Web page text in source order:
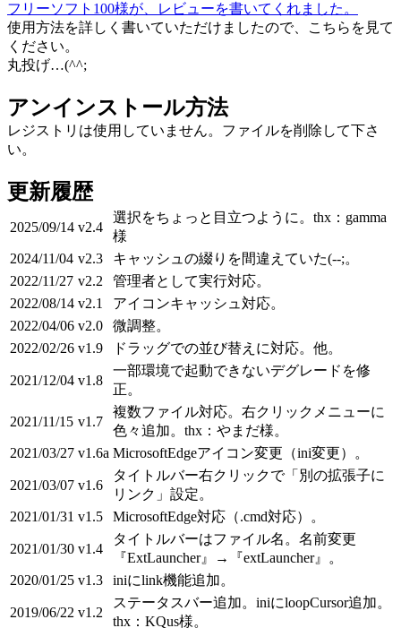
フリーソフト100様が、レビューを書いてくれました。
使用方法を詳しく書いていただけましたので、こちらを見て
ください。
丸投げ…(^^;
アンインストール方法
レジストリは使用していません。ファイルを削除して下さ
い。
更新履歴
2025/09/14 v2.4
選択をちょっと目立つように。thx：gamma
様
2024/11/04 v2.3
キャッシュの綴りを間違えていた(--;。
2022/11/27 v2.2
管理者として実行対応。
2022/08/14 v2.1
アイコンキャッシュ対応。
2022/04/06 v2.0
微調整。
2022/02/26 v1.9 ドラッグでの並び替えに対応。他。
2021/12/04 v1.8
一部環境で起動できないデグレードを修
正。
2021/11/15 v1.7
複数ファイル対応。右クリックメニューに
色々追加。thx：やまだ様。
2021/03/27 v1.6a MicrosoftEdgeアイコン変更（ini変更）。
2021/03/07 v1.6
タイトルバー右クリックで「別の拡張子に
リンク」設定。
2021/01/31 v1.5 MicrosoftEdge対応（.cmd対応）。
2021/01/30 v1.4
タイトルバーはファイル名。名前変更
『ExtLauncher』→『extLauncher』。
2020/01/25 v1.3 iniにlink機能追加。
2019/06/22 v1.2
ステータスバー追加。iniにloopCursor追加。
thx：KQus様。